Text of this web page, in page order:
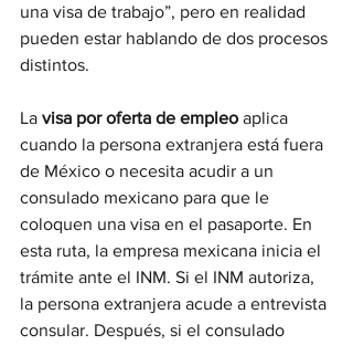
una visa de trabajo”, pero en realidad
pueden estar hablando de dos procesos
distintos.
La visa por oferta de empleo aplica
cuando la persona extranjera está fuera
de México o necesita acudir a un
consulado mexicano para que le
coloquen una visa en el pasaporte. En
esta ruta, la empresa mexicana inicia el
trámite ante el INM. Si el INM autoriza,
la persona extranjera acude a entrevista
consular. Después, si el consulado